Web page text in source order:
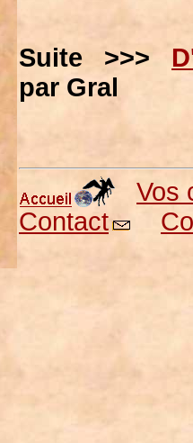
Suite >>>
par Gral
Vos
Contact